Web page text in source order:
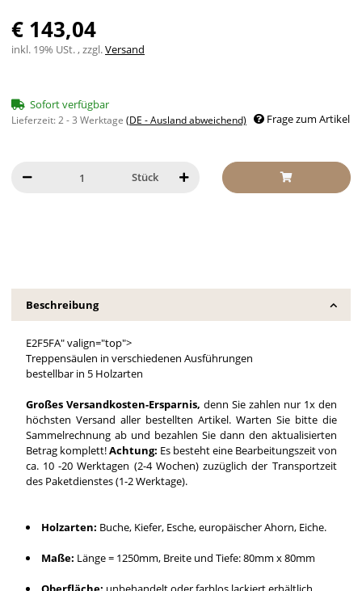
€ 143,04
inkl. 19% USt. , zzgl.Versand
Sofort verfügbar
Lieferzeit:2 - 3 Werktage (DE - Ausland abweichend) Frage zum Artikel
Stück
Beschreibung
E2F5FA" valign="top">
Treppensäulen in verschiedenen Ausführungen
bestellbar in 5 Holzarten
Großes Versandkosten-Ersparnis, denn Sie zahlen nur 1x den
höchsten Versand aller bestellten Artikel. Warten Sie bitte die
Sammelrechnung ab und bezahlen Sie dann den aktualisierten
Betrag komplett!Achtung: Es besteht eine Bearbeitungszeit von
ca. 10 -20 Werktagen (2-4 Wochen) zuzüglich der Transportzeit
des Paketdienstes (1-2 Werktage).
Holzarten: Buche, Kiefer, Esche, europäischer Ahorn, Eiche.
Maße: Länge = 1250mm, Breite und Tiefe: 80mm x 80mm